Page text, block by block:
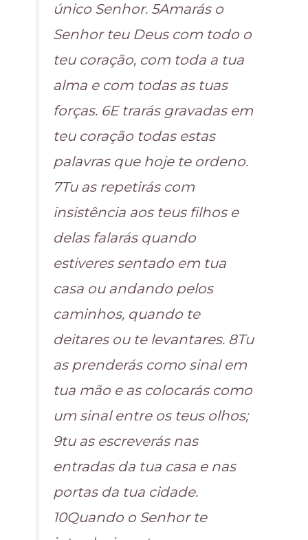
único Senhor. 5Amarás o
Senhor teu Deus com todo o
teu coração, com toda a tua
alma e com todas as tuas
forças. 6E trarás gravadas em
teu coração todas estas
palavras que hoje te ordeno.
7Tu as repetirás com
insistência aos teus filhos e
delas falarás quando
estiveres sentado em tua
casa ou andando pelos
caminhos, quando te
deitares ou te levantares. 8Tu
as prenderás como sinal em
tua mão e as colocarás como
um sinal entre os teus olhos;
9tu as escreverás nas
entradas da tua casa e nas
portas da tua cidade.
10Quando o Senhor te